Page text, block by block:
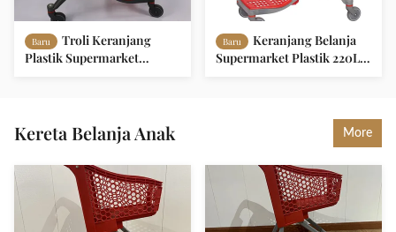
Baru
Troli Keranjang
Plastik Supermarket
Baru
Keranjang Belanja
Supermarket Plastik 220L
Kereta Belanja Anak More